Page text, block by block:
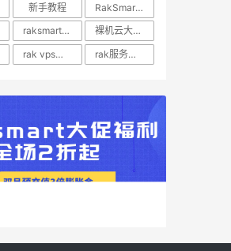
新手教程
RakSmart美国VPS
raksmart美国云服务器
裸机云大宽带服务器
rak vps评测 rak服务器优惠